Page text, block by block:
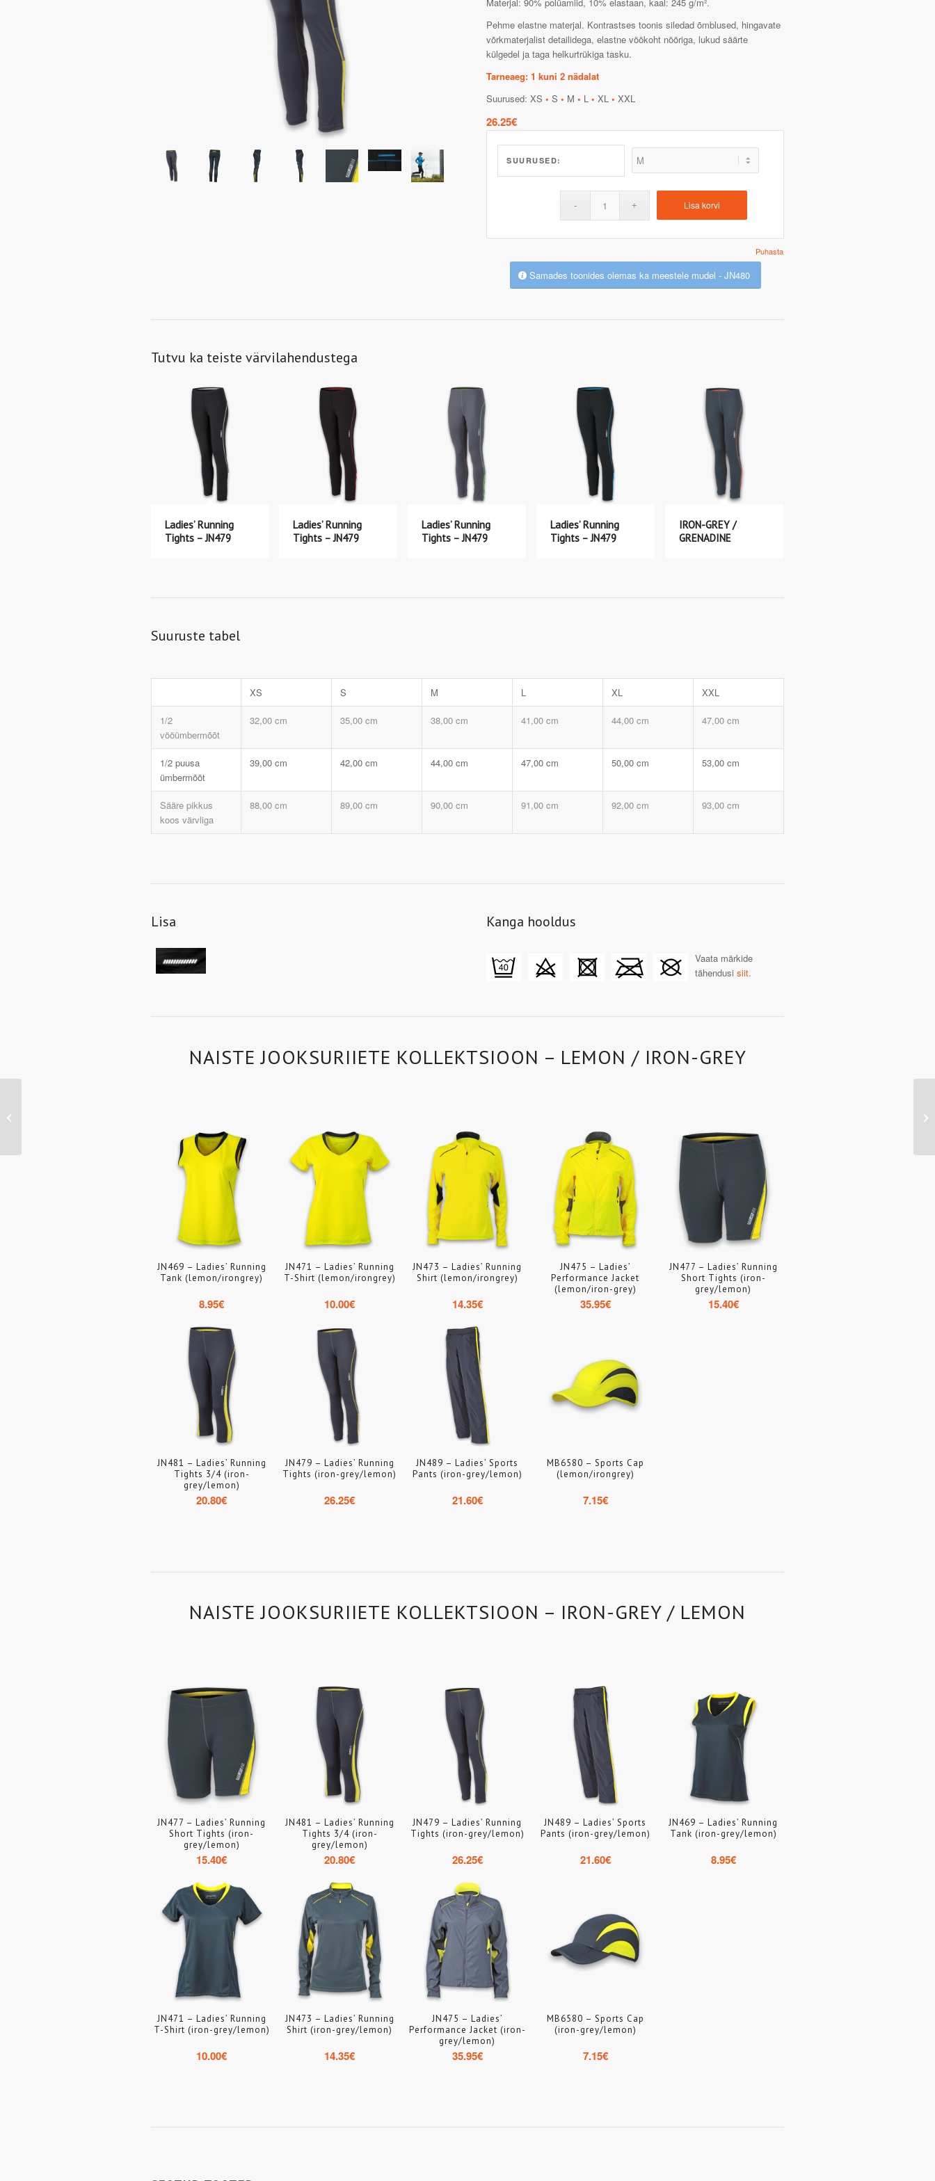
Pehme elastne materjal. Kontrastses toonis siledad õmblused, hingavate
võrkmaterjalist detailidega, elastne vöökoht nööriga, lukud säärte
külgedel ja taga helkurtrükiga tasku.
Tarneaeg: 1 kuni 2 nädalat
Suurused: XS• S• M• L• XL• XXL
26.25€
SUURUSED:
Puhasta
Lisa korvi
Samades toonides olemas ka meestele mudel - JN480
Tutvu ka teiste värvilahendustega
Ladies’ Running
Tights – JN479
Ladies’ Running
Tights – JN479
Ladies’ Running
Tights – JN479
Ladies’ Running
Tights – JN479
IRON-GREY /
GRENADINE
Suuruste tabel
XS S M L XL XXL
1/2
vööümbermõõt
32,00 cm 35,00 cm 38,00 cm 41,00 cm 44,00 cm 47,00 cm
1/2 puusa
ümbermõõt
39,00 cm 42,00 cm 44,00 cm 47,00 cm 50,00 cm 53,00 cm
Sääre pikkus
koos värvliga
88,00 cm 89,00 cm 90,00 cm 91,00 cm 92,00 cm 93,00 cm
Lisa Kanga hooldus
Vaata märkide
tähendusisiit.
NAISTE JOOKSURIIETE KOLLEKTSIOON – LEMON / IRON-GREY
JN469 – Ladies’ Running
Tank (lemon/irongrey)
8.95€
JN471 – Ladies’ Running
T-Shirt (lemon/irongrey)
10.00€
JN473 – Ladies’ Running
Shirt (lemon/irongrey)
14.35€
JN475 – Ladies’
Performance Jacket
(lemon/iron-grey)
35.95€
JN477 – Ladies’ Running
Short Tights (iron-
grey/lemon)
15.40€
JN481 – Ladies’ Running
Tights 3/4 (iron-
grey/lemon)
20.80€
JN479 – Ladies’ Running
Tights (iron-grey/lemon)
26.25€
JN489 – Ladies’ Sports
Pants (iron-grey/lemon)
21.60€
MB6580 – Sports Cap
(lemon/irongrey)
7.15€
NAISTE JOOKSURIIETE KOLLEKTSIOON – IRON-GREY / LEMON
JN477 – Ladies’ Running
Short Tights (iron-
grey/lemon)
15.40€
JN481 – Ladies’ Running
Tights 3/4 (iron-
grey/lemon)
20.80€
JN479 – Ladies’ Running
Tights (iron-grey/lemon)
26.25€
JN489 – Ladies’ Sports
Pants (iron-grey/lemon)
21.60€
JN469 – Ladies’ Running
Tank (iron-grey/lemon)
8.95€
JN471 – Ladies’ Running
T-Shirt (iron-grey/lemon)
10.00€
JN473 – Ladies’ Running
Shirt (iron-grey/lemon)
14.35€
JN475 – Ladies’
Performance Jacket (iron-
grey/lemon)
35.95€
MB6580 – Sports Cap
(iron-grey/lemon)
7.15€